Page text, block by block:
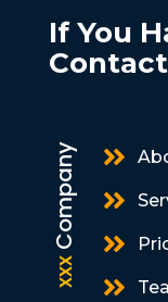
If You
xxx
Company 


